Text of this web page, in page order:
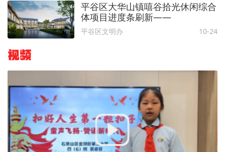
平谷区大华山镇嘻谷拾光休闲综合
体项目进度条刷新——
平谷区文明办 10-24
视频